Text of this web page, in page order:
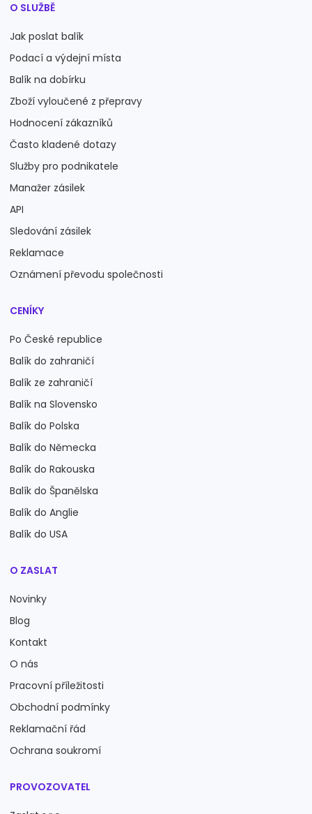
O SLUŽBĚ
Jak poslat balík
Podací a výdejní místa
Balík na dobírku
Zboží vyloučené z přepravy
Hodnocení zákazníků
Často kladené dotazy
Služby pro podnikatele
Manažer zásilek
API
Sledování zásilek
Reklamace
Oznámení převodu společnosti
CENÍKY
Po České republice
Balík do zahraničí
Balík ze zahraničí
Balík na Slovensko
Balík do Polska
Balík do Německa
Balík do Rakouska
Balík do Španělska
Balík do Anglie
Balík do USA
O ZASLAT
Novinky
Blog
Kontakt
O nás
Pracovní příležitosti
Obchodní podmínky
Reklamační řád
Ochrana soukromí
PROVOZOVATEL